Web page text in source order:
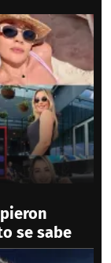
se sabe